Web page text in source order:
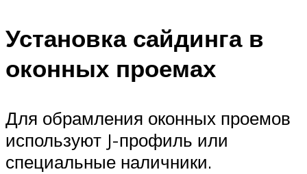
Установка сайдинга в
оконных проемах
Для обрамления оконных проемов
используют J-профиль или
специальные наличники.